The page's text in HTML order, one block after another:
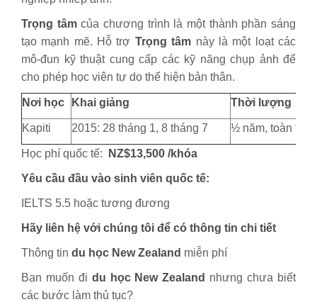
Trọng tâmcủa chương trình là một thành phần sáng
tạo mạnh mẽ. Hỗ trợ Trọng tâm này là một loạt các
mô-đun kỹ thuật cung cấp các kỹ năng chụp ảnh để
cho phép học viên tự do thể hiện bản thân.
Nơi học Khai giảng Thời lượng
Kapiti 2015: 28 tháng 1, 8 tháng 7 ½ năm, toàn thời
Học phí quốc tế: NZ$13,500 /khóa
Yêu cầu đầu vào sinh viên quốc tế:
IELTS 5.5 hoặc tương đương
Hãy liên hệ với chúng tôi để có thông tin chi tiết
Thông tin du học New Zealand miễn phí
Bạn muốn đi du học New Zealand nhưng chưa biết
các bước làm thủ tục?